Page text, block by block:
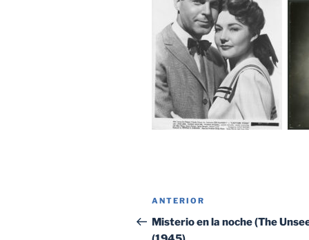
Navegación
de
Entrada
anterior:
ANTERIOR
Misterio en la noche (The